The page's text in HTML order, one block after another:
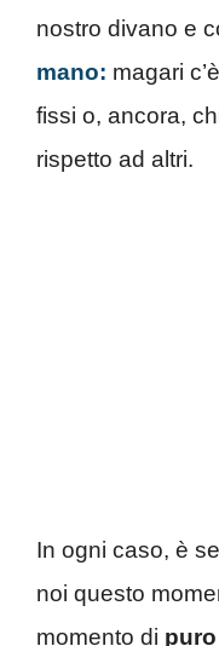
nostro divano e
mano: magari
fissi o, ancora,
rispetto ad altri.
In ogni caso, è
noi questo
momento di